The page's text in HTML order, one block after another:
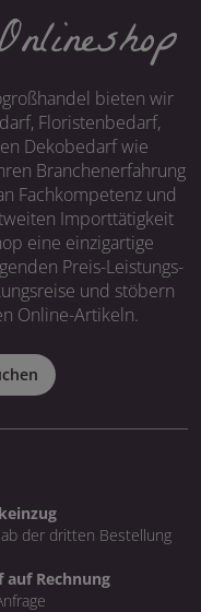
bieten wir
Floristenbedarf,
Dekobedarf wie
Branchenerfahrung
Fachkompetenz und
Importtätigkeit
eine einzigartige
Preis-Leistungs-
und stöbern
Online-Artikeln.
der dritten Bestellung
auf Rechnung